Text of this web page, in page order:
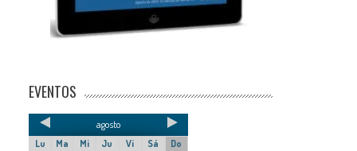
EVENTOS
agosto
Lu Ma Mi Ju Vi Sá
Do